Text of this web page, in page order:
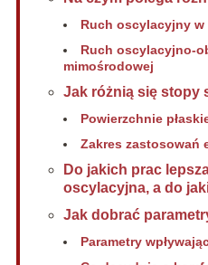
Ruch oscylacyjny
Ruch
mimośrodowej
Jak różnią się stopy
Powierzchnie
Zakres zastosowań
Do jakich prac
oscylacyjna, a do
Jak dobrać
Parametry